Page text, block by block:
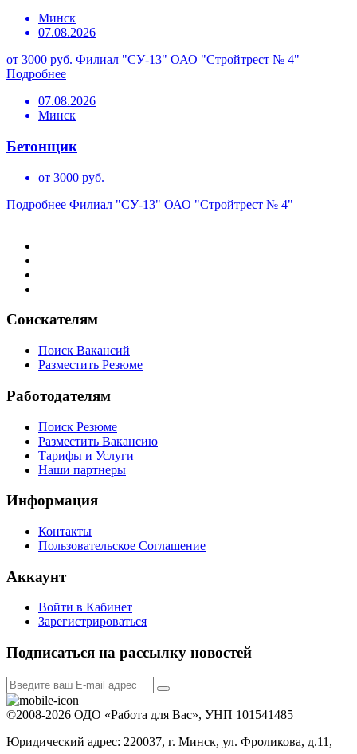
Минск
07.08.2026
от 3000 руб. Филиал "СУ-13" ОАО "Стройтрест № 4"
Подробнее
07.08.2026
Минск
Бетонщик
от 3000 руб.
Подробнее Филиал "СУ-13" ОАО "Стройтрест № 4"
Соискателям
Поиск Вакансий
Разместить Резюме
Работодателям
Поиск Резюме
Разместить Вакансию
Тарифы и Услуги
Наши партнеры
Информация
Контакты
Пользовательское Соглашение
Аккаунт
Войти в Кабинет
Зарегистрироваться
Подписаться на рассылку новостей
©2008-2026 ОДО «Работа для Вас», УНП 101541485
Юридический адрес: 220037, г. Минск, ул. Фроликова, д.11,